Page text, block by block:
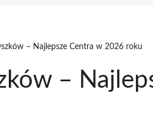
– Najlepsze Centra w 2026 roku
–